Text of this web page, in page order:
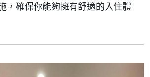
，確保你能夠擁有舒適的入住體